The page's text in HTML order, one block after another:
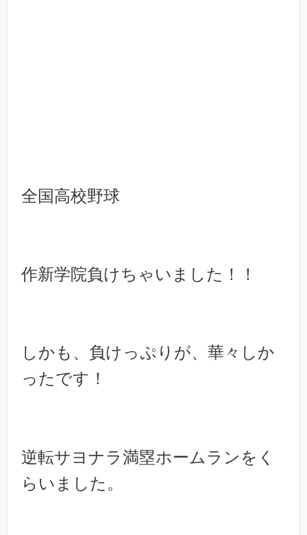
全国高校野球
作新学院負けちゃいました！！
しかも、負けっぷりが、華々しか
ったです！
逆転サヨナラ満塁ホームランをく
らいました。